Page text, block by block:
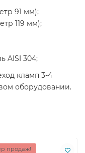
91 мм);
119 мм);
AISI 304;
кламп 3-4
оборудовании.
продаж!